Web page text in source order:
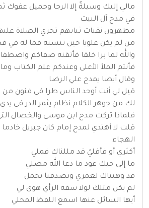
مالي إليك وسيلةٌ إلا الرجا وجميل عفوك
في مدح آل البيت
مطهرون نقيات ثيابهم تجري الصلاة
من لم يكن علويا حين تنسبه فما له في
والله لما برا خلقا فأتقنه صفاكم
فأنتم الملأ الأعلى وعندكم علم الكتاب
وقال أيضا يمدح علي الرضا
قيل لي أنت أوحد الناس طرا في فنون من
لك من جوهر الكلام نظام يثمر الدر في
فلماذا تركت مدح ابن موسى والخصال
قلت لا أهتدي لمدح إمام كان جبريل خادما
الهجاء
أكثري أو فأقليً قد مللناك فملي
ما إلى حبك عود ما دعا الله مصلي
قد وهبناك لعمري وتصدقنا بحمل
لم يكن مثلك لولا سفه الرأي هوى لي
أيها السائل عنها اسمع اللفظ المحلي